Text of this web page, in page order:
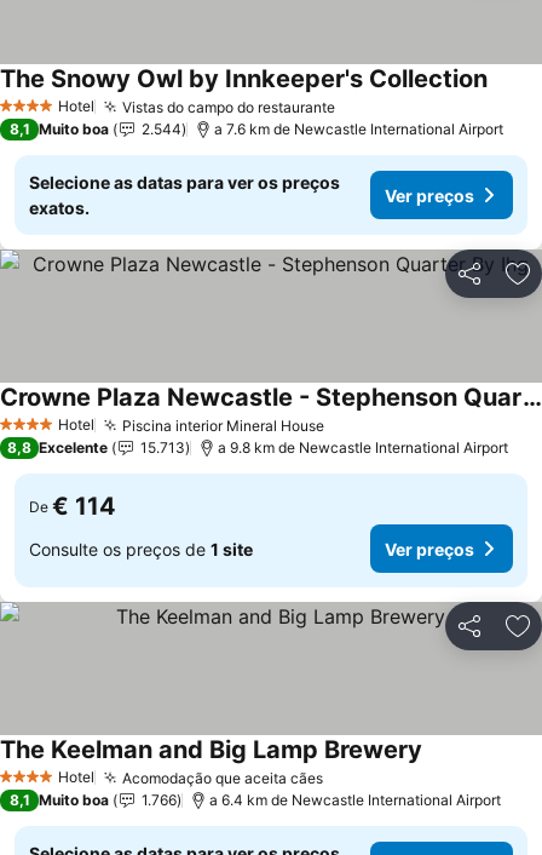
4 EstrelasHotel Vistas do campo do restaurante
The Snowy Owl by Innkeeper's Collection
8,1 Muito boa 2.544 a 7.6 km de Newcastle International Airport
Selecione as datas para ver os preços
exatos.
Ver preços
Partilhar
4 EstrelasHotel Piscina interior Mineral House
Crowne Plaza Newcastle - Stephenson Quarter By Ihg
8,8 Excelente 15.713 a 9.8 km de Newcastle International Airport
De € 114
Consulte os preços de 1 site Ver preços
Partilhar
4 EstrelasHotel Acomodação que aceita cães
The Keelman and Big Lamp Brewery
8,1 Muito boa 1.766 a 6.4 km de Newcastle International Airport